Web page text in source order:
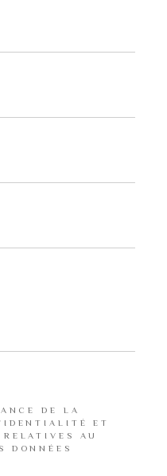
DE LA
ET
AU
DONNÉES